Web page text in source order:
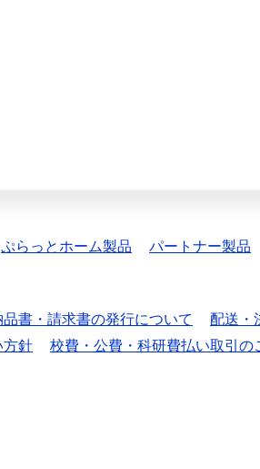
ぷらっとホーム製品 パートナー製品
品書・請求書の発行について 配送・
方針 校費・公費・科研費払い取引の